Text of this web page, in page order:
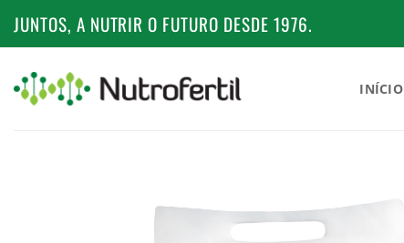
JUNTOS, A NUTRIR O FUTURO DESDE 1976.
INÍCIO